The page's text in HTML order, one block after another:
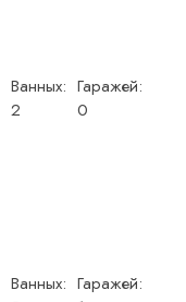
Ванных:
2
Гаражей:
0
Ванных: Гаражей: